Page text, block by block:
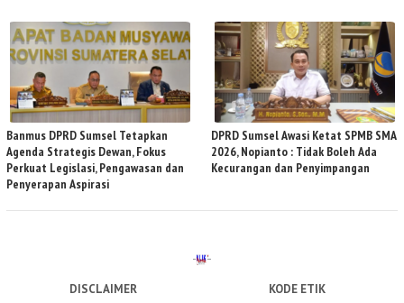
Banmus DPRD Sumsel Tetapkan
Agenda Strategis Dewan, Fokus
Perkuat Legislasi, Pengawasan dan
Penyerapan Aspirasi
DPRD Sumsel Awasi Ketat SPMB SMA
2026, Nopianto : Tidak Boleh Ada
Kecurangan dan Penyimpangan
DISCLAIMER
KODE ETIK